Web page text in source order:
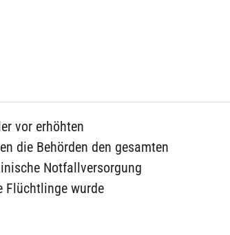
vor erhöhten
die Behörden den gesamten
Notfallversorgung
Flüchtlinge wurde